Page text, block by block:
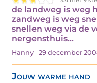
de landweg is weg
zandweg is weg
snellen weg via de
nergensthuis…
Hanny 29 december
Jouw warme hand